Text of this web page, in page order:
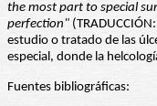
the most part to special
perfection"
estudio o tratado de las
especial, donde la
Fuentes bibliográficas: